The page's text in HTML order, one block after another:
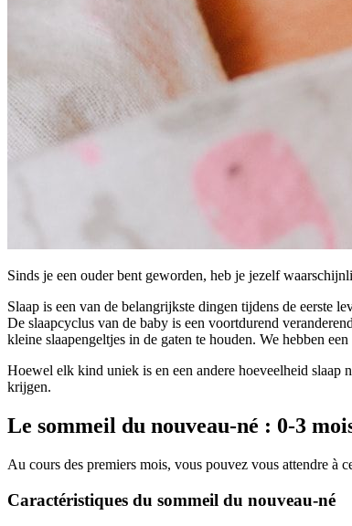
Sinds je een ouder bent geworden, heb je jezelf
Slaap is een van de belangrijkste dingen tijdens de eerste
De slaapcyclus van de baby is een voortdurend
kleine slaapengeltjes in de gaten te houden. We hebben
Hoewel elk kind uniek is en een andere hoeveelheid slaap
krijgen.
Le sommeil du nouveau-né : 0-3
Au cours des premiers mois, vous pouvez vous attendre à
Caractéristiques du sommeil du nouveau-né